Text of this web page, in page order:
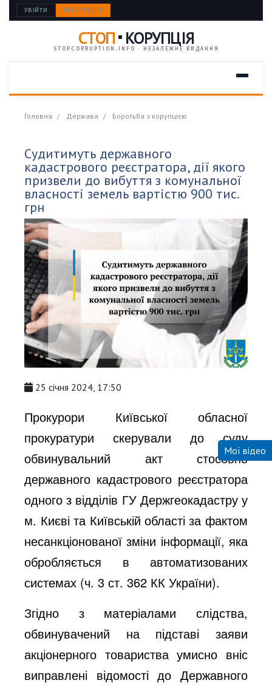
УВІЙТИ РЕЄСТРАЦІЯ
СТОП КОРУПЦІЯ
STOPCORRUPTION.INFO · НЕЗАЛЕЖНЕ ВИДАННЯ
Головна Держава Боротьба з корупцією
Судитимуть державного
кадастрового реєстратора, дії якого
призвели до вибуття з комунальної
власності земель вартістю 900 тис.
грн
25 січня 2024, 17:50
Прокурори Київської обласної
прокуратури скерували до суду
обвинувальний акт стосовно
державного кадастрового реєстратора
одного з відділів ГУ Держгеокадастру у
м. Києві та Київській області за фактом
несанкціонованої зміни інформації, яка
обробляється в автоматизованих
системах (ч. 3 ст. 362 КК України).
Згідно з матеріалами слідства,
обвинувачений на підставі заяви
акціонерного товариства умисно вніс
виправлені відомості до Державного
Мої відео